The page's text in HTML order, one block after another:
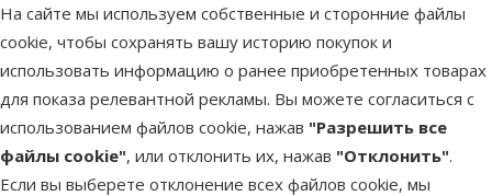
На сайте мы используем собственные и сторонние файлы
cookie, чтобы сохранять вашу историю покупок и
использовать информацию о ранее приобретенных товарах
для показа релевантной рекламы. Вы можете согласиться с
использованием файлов cookie, нажав "Разрешить все
файлы cookie", или отклонить их, нажав "Отклонить".
Если вы выберете отклонение всех файлов cookie, мы
В наличии
Бесплатная
доставка
В корзину
Клетка для
птиц – Primo
Оценка 0%